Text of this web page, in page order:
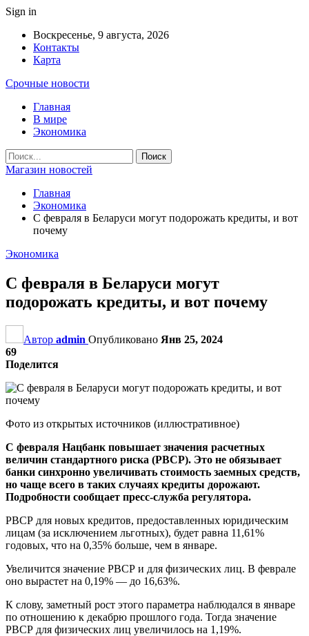
Sign in
Воскресенье, 9 августа, 2026
Контакты
Карта
Срочные новости
Главная
В мире
Экономика
Магазин новостей
Главная
Экономика
С февраля в Беларуси могут подорожать кредиты, и вот
почему
Экономика
С февраля в Беларуси могут
подорожать кредиты, и вот почему
Автор admin Опубликовано Янв 25, 2024
69
Поделится
Фото из открытых источников (иллюстративное)
С февраля Нацбанк повышает значения расчетных
величин стандартного риска (РВСР). Это не обязывает
банки синхронно увеличивать стоимость заемных средств,
но чаще всего в таких случаях кредиты дорожают.
Подробности сообщает пресс-служба регулятора.
РВСР для новых кредитов, предоставленных юридическим
лицам (за исключением льготных), будет равна 11,61%
годовых, что на 0,35% больше, чем в январе.
Увеличится значение РВСР и для физических лиц. В феврале
оно вырастет на 0,19% — до 16,63%.
К слову, заметный рост этого параметра наблюдался в январе
по отношению к декабрю прошлого года. Тогда значение
РВСР для физических лиц увеличилось на 1,19%.